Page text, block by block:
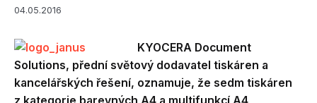
04.05.2016
KYOCERA Document
Solutions, přední světový dodavatel tiskáren a
kancelářských řešení, oznamuje, že sedm tiskáren
z kategorie barevných A4 a multifunkcí A4